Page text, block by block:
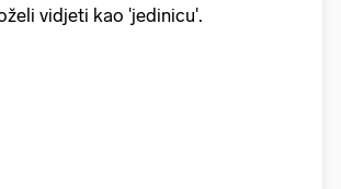
vidjeti kao 'jedinicu'.